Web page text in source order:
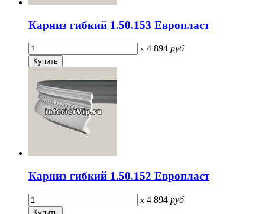
Карниз гибкий 1.50.153 Европласт
x 4 894 руб
Карниз гибкий 1.50.152 Европласт
x 4 894 руб